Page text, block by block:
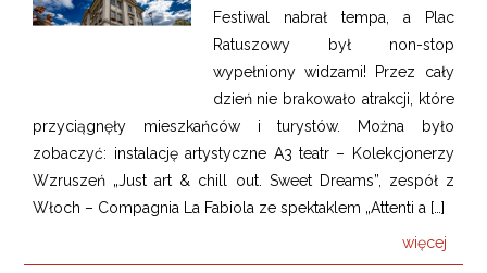
Festiwal nabrał tempa, a Plac
Ratuszowy był non-stop
wypełniony widzami! Przez cały
dzień nie brakowało atrakcji, które
przyciągnęły mieszkańców i turystów. Można było
zobaczyć: instalację artystyczne A3 teatr – Kolekcjonerzy
Wzruszeń „Just art & chill out. Sweet Dreams”, zespół z
Włoch – Compagnia La Fabiola ze spektaklem „Attenti a […]
więcej